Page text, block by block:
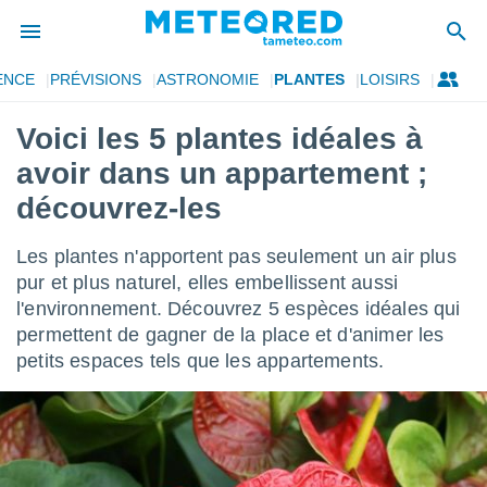
de
a
par
Vous
:
PRÉVISIONS ASTRONOMIE PLANTES LOISIRS
Voici les 5 plantes idéales à
avoir dans un appartement ;
découvrez-les
Les plantes n'apportent pas seulement un air plus
pur et plus naturel, elles embellissent aussi
l'environnement. Découvrez 5 espèces idéales qui
permettent de gagner de la place et d'animer les
petits espaces tels que les appartements.